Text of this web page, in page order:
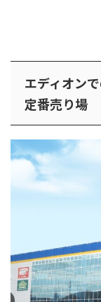
エディオン
定番売り場